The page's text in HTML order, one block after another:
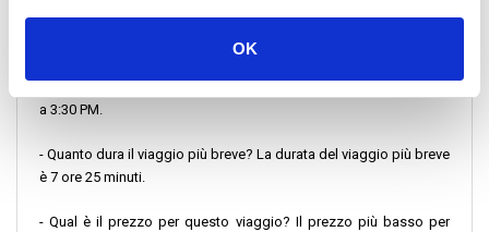
OK
- A che ora parte la prima corsa del giorno? La prima corsa parte
a 3:30 PM.
- Quanto dura il viaggio più breve? La durata del viaggio più breve
è 7 ore 25 minuti.
- Qual è il prezzo per questo viaggio? Il prezzo più basso per